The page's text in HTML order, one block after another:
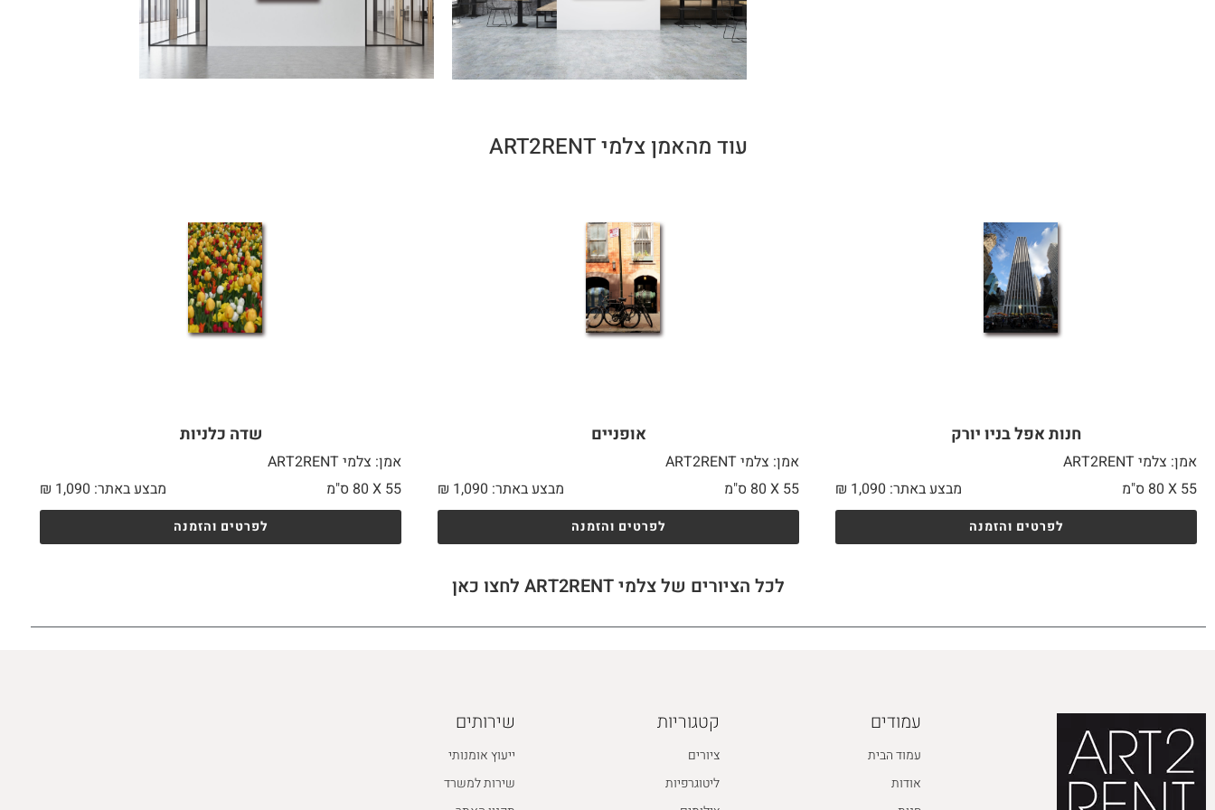
עוד מהאמן צלמי ART2RENT
חנות אפל בניו יורק
אמן: צלמי ART2RENT
55 X
מבצע באתר: ₪ 1,090
לפרטים והזמנה
אופניים
אמן: צלמי ART2RENT
55 X
מבצע באתר: ₪ 1,090
לפרטים והזמנה
שדה כלניות
אמן: צלמי ART2RENT
55 X
מבצע באתר: ₪ 1,090
לפרטים והזמנה
לכל הציורים של צלמי ART2RENT לחצו כאן
עמודים
עמוד הבית
אודות
קטגוריות
ציורים
ליטוגרפיות
שירותים
ייעוץ אומנותי
שירות למשרד